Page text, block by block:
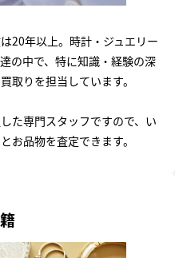
20年以上。時計・ジュエリー
の中で、特に知識・経験の深
取りを担当しています。
た専門スタッフですので、い
お品物を査定できます。